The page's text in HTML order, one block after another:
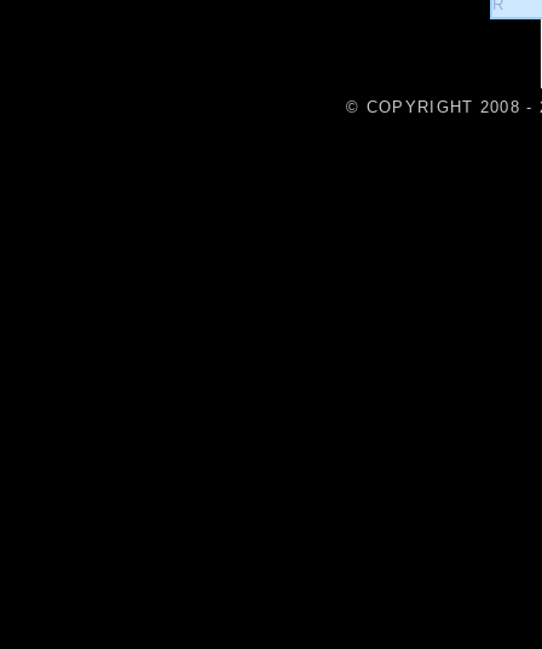
© COPYRIGHT 2008